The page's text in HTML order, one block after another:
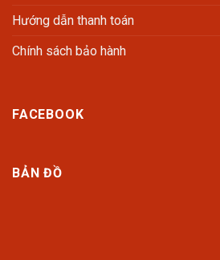
Hướng dẫn thanh toán
Chính sách bảo hành
FACEBOOK
BẢN ĐỒ